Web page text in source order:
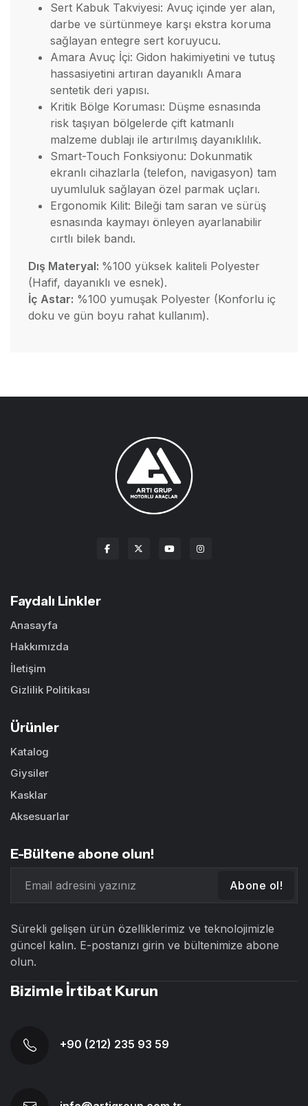
Sert Kabuk Takviyesi: Avuç içinde yer alan,
darbe ve sürtünmeye karşı ekstra koruma
sağlayan entegre sert koruyucu.
Amara Avuç İçi: Gidon hakimiyetini ve tutuş
hassasiyetini artıran dayanıklı Amara
sentetik deri yapısı.
Kritik Bölge Koruması: Düşme esnasında
risk taşıyan bölgelerde çift katmanlı
malzeme dublajı ile artırılmış dayanıklılık.
Smart-Touch Fonksiyonu: Dokunmatik
ekranlı cihazlarla (telefon, navigasyon) tam
uyumluluk sağlayan özel parmak uçları.
Ergonomik Kilit: Bileği tam saran ve sürüş
esnasında kaymayı önleyen ayarlanabilir
cırtlı bilek bandı.
Dış Materyal: %100 yüksek kaliteli Polyester
(Hafif, dayanıklı ve esnek).
İç Astar: %100 yumuşak Polyester (Konforlu iç
doku ve gün boyu rahat kullanım).
Faydalı Linkler
Anasayfa
Hakkımızda
İletişim
Gizlilik Politikası
Ürünler
Katalog
Giysiler
Kasklar
Aksesuarlar
E-Bültene abone olun!
Abone ol!
Sürekli gelişen ürün özelliklerimiz ve teknolojimizle
güncel kalın. E-postanızı girin ve bültenimize abone
olun.
Bizimle İrtibat Kurun
+90 (212) 235 93 59